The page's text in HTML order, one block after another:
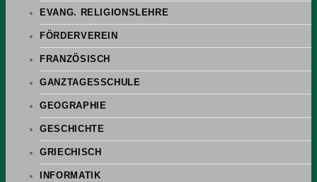
EVANG. RELIGIONSLEHRE
FÖRDERVEREIN
FRANZÖSISCH
GANZTAGESSCHULE
GEOGRAPHIE
GESCHICHTE
GRIECHISCH
INFORMATIK